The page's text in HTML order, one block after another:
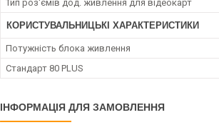
Тип роз'ємів дод. живлення для відеокарт
КОРИСТУВАЛЬНИЦЬКІ ХАРАКТЕРИСТИКИ
Потужність блока живлення
Стандарт 80 PLUS
ІНФОРМАЦІЯ ДЛЯ ЗАМОВЛЕННЯ